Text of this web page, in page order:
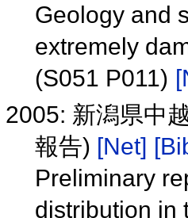
Geology and
extremely
(S051 P011)
2005: 新潟県中
報告) [Net]
Preliminary
distribution in